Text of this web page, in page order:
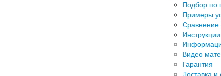
Подбор по
Примеры
Сравнение
Видео
Гарантия
Доставка и